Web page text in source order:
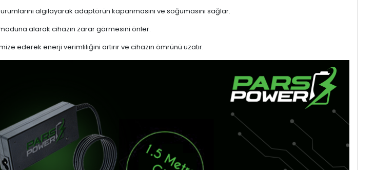
algılayarak adaptörün kapanmasını ve soğumasını sağlar.
alarak cihazın zarar görmesini önler.
ederek enerji verimliliğini artırır ve cihazın ömrünü uzatır.